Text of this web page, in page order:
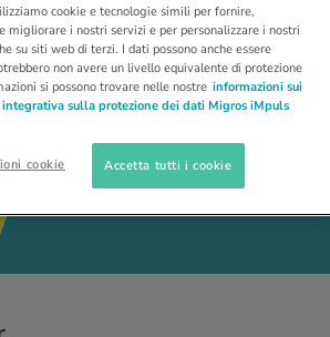
tipi di alimentazione:
cookie e tecnologie simili per fornire,
migliorare i nostri servizi e per personalizzare i nostri
su siti web di terzi. I dati possono anche essere
non avere un livello equivalente di protezione
si possono trovare nelle nostre informazioni sui
integrativa sulla protezione dei dati Migros iMpuls
cookie Accetta tutti i cookie